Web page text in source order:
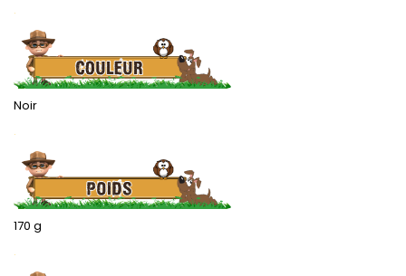
.
Noir
.
170 g
.